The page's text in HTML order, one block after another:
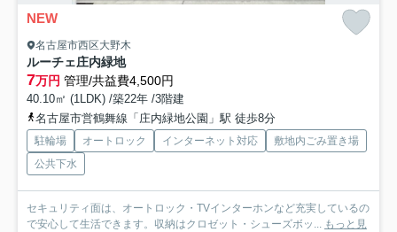
NEW
名古屋市西区大野木
ルーチェ庄内緑地
7万円 管理/共益費4,500円
40.10㎡ (1LDK) /築22年 /3階建
名古屋市営鶴舞線「庄内緑地公園」駅 徒歩8分
駐輪場 オートロック インターネット対応
敷地内ごみ置き場
公共下水
セキュリティ面は、オートロック・TVインターホンなど充実しているの
で安心して生活できます。収納はクロゼット・シューズボッ... もっと見